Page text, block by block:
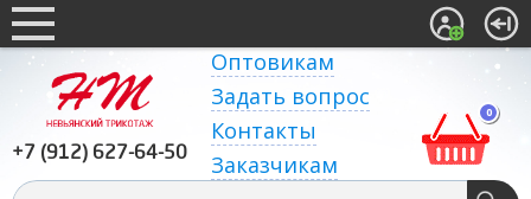
+7 (912) 627-64-50
Оптовикам
Задать вопрос
Контакты
Заказчикам
0